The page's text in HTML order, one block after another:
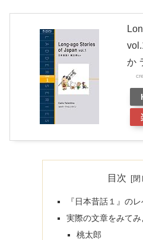
か
目次
『日本昔話１』の
実際の文章をみてみ
桃太郎